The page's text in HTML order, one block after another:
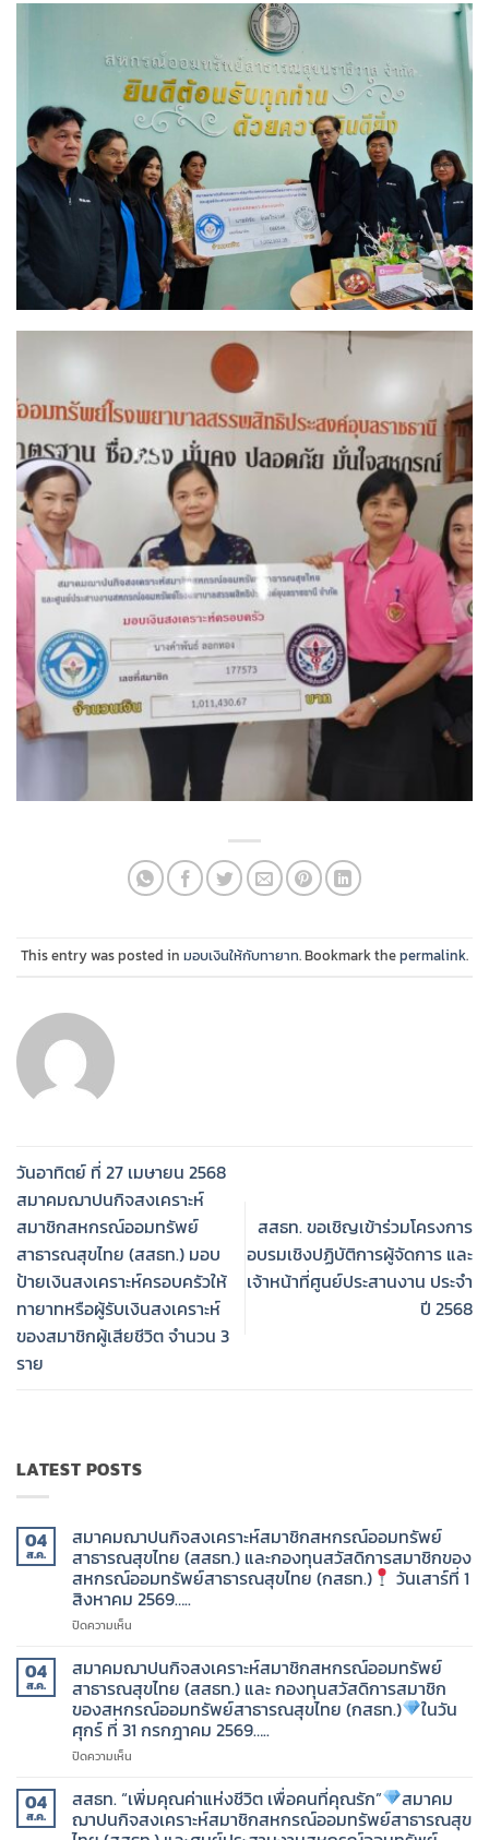
This entry was posted in มอบเงินให้กับทายาท. Bookmark thepermalink.
วันอาทิตย์ ที่ 27 เมษายน 2568
สมาคมฌาปนกิจสงเคราะห์
สมาชิกสหกรณ์ออมทรัพย์
สาธารณสุขไทย (สสธท.) มอบ
ป้ายเงินสงเคราะห์ครอบครัวให้
ทายาทหรือผู้รับเงินสงเคราะห์
ของสมาชิกผู้เสียชีวิต จำนวน 3
ราย
สสธท. ขอเชิญเข้าร่วมโครงการ
อบรมเชิงปฏิบัติการผู้จัดการ และ
เจ้าหน้าที่ศูนย์ประสานงาน ประจำ
ปี 2568
LATEST POSTS
04
ส.ค.
สมาคมฌาปนกิจสงเคราะห์สมาชิกสหกรณ์ออมทรัพย์
สาธารณสุขไทย (สสธท.) และกองทุนสวัสดิการสมาชิกของ
สหกรณ์ออมทรัพย์สาธารณสุขไทย (กสธท.) วันเสาร์ที่ 1
สิงหาคม 2569…..
ปิดความเห็น
ฌาปนกิจ
สงเคราะห์
สมาชิก
สหกรณ์
ออม
ไทย
(สสธท.)
และ
04
ส.ค.
สมาคมฌาปนกิจสงเคราะห์สมาชิกสหกรณ์ออมทรัพย์
สาธารณสุขไทย (สสธท.) และ กองทุนสวัสดิการสมาชิก
ของสหกรณ์ออมทรัพย์สาธารณสุขไทย (กสธท.) ในวัน
ศุกร์ ที่ 31 กรกฎาคม 2569…..
ปิดความเห็น
ฌาปนกิจ
สงเคราะห์
สมาชิก
04
ส.ค.
สสธท. “เพิ่มคุณค่าแห่งชีวิต เพื่อคนที่คุณรัก” สมาคม
ฌาปนกิจสงเคราะห์สมาชิกสหกรณ์ออมทรัพย์สาธารณสุข